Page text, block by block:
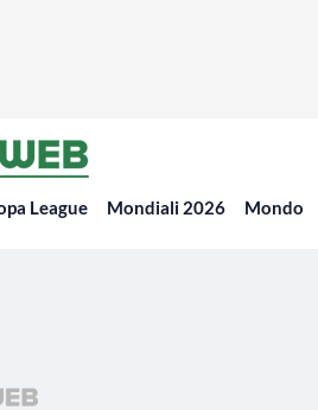
League Mondiali 2026 Mondo